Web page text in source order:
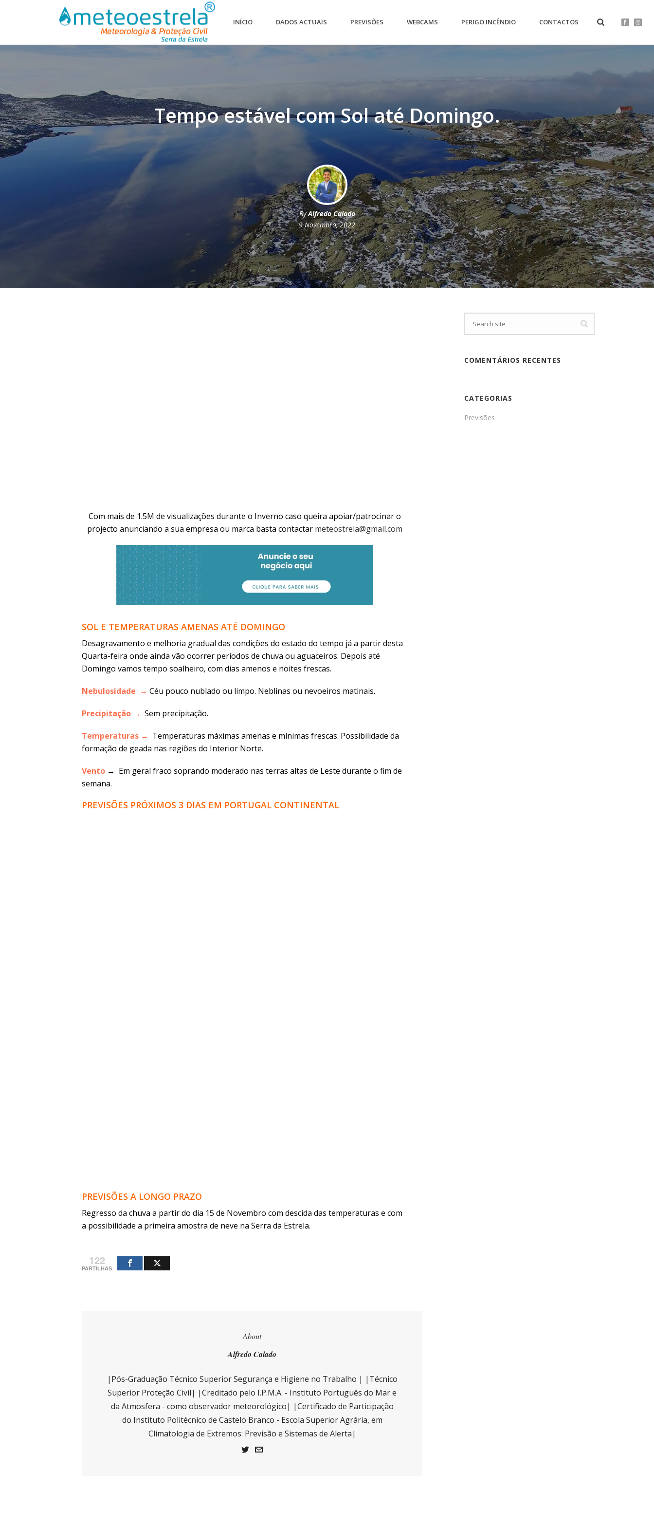
INÍCIO DADOS ACTUAIS PREVISÕES WEBCAMS PERIGO INCÊNDIO CONTACTOS
Tempo estável com Sol até Domingo.
ByAlfredo Calado
9 Novembro, 2022
Com mais de 1.5M de visualizações durante o Inverno caso queira apoiar/patrocinar o
projecto anunciando a sua empresa ou marca basta contactar meteostrela@gmail.com
SOL E TEMPERATURAS AMENAS ATÉ DOMINGO
Desagravamento e melhoria gradual das condições do estado do tempo já a partir desta
Quarta-feira onde ainda vão ocorrer períodos de chuva ou aguaceiros. Depois até
Domingo vamos tempo soalheiro, com dias amenos e noites frescas.
Nebulosidade →Céu pouco nublado ou limpo. Neblinas ou nevoeiros matinais.
Precipitação →Sem precipitação.
Temperaturas → Temperaturas máximas amenas e mínimas frescas. Possibilidade da
formação de geada nas regiões do Interior Norte.
Vento → Em geral fraco soprando moderado nas terras altas de Leste durante o fim de
semana.
PREVISÕES PRÓXIMOS 3 DIAS EM PORTUGAL CONTINENTAL
PREVISÕES A LONGO PRAZO
Regresso da chuva a partir do dia 15 de Novembro com descida das temperaturas e com
a possibilidade a primeira amostra de neve na Serra da Estrela.
122
PARTILHAS
About
Alfredo Calado
|Pós-Graduação Técnico Superior Segurança e Higiene no Trabalho | |Técnico
Superior Proteção Civil| |Creditado pelo I.P.M.A. - Instituto Português do Mar e
da Atmosfera - como observador meteorológico| |Certificado de Participação
do Instituto Politécnico de Castelo Branco - Escola Superior Agrária, em
Climatologia de Extremos: Previsão e Sistemas de Alerta|
COMENTÁRIOS RECENTES
CATEGORIAS
Previsões